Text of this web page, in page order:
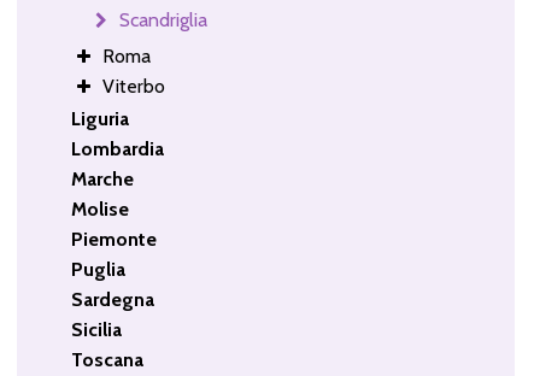
Scandriglia
Roma
Viterbo
Liguria
Lombardia
Marche
Molise
Piemonte
Puglia
Sardegna
Sicilia
Toscana